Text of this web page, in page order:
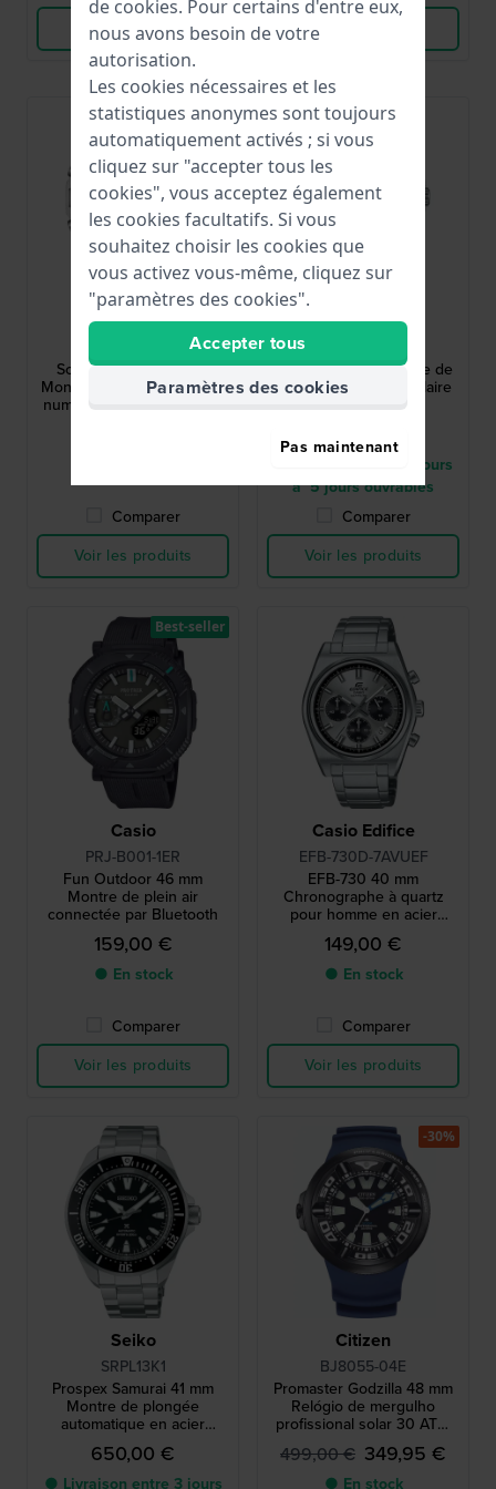
Voir les produits
Voir les produits
Casio Edifice
ECB-2300D-1AEF
Sospensione 45.8 mm
Montre solaire analogique-
numérique avec boîtier en
Comparer
Voir les produits
Seiko
Prospex 41 mm Montre de
plongée à énergie solaire
avec date
550,00 €
● Livraison entre 3 jours
à 5 jours ouvrables
Comparer
Voir les produits
Casio
PRJ-B001-1ER
Fun Outdoor 46 mm
Montre de plein air
connectée par Bluetooth
159,00 €
● En stock
Comparer
Voir les produits
Best-seller
Casio Edifice
EFB-730D-7AVUEF
EFB-730 40 mm
Chronographe à quartz
pour homme en acier
inoxydable
149,00 €
● En stock
Comparer
Voir les produits
Seiko
SRPL13K1
Prospex Samurai 41 mm
Montre de plongée
automatique en acier
inoxydable
650,00 €
● Livraison entre 3 jours
Citizen
BJ8055-04E
Promaster Godzilla 48 mm
Relógio de mergulho
profissional solar 30 ATM
com extensor de bracelete
499,00 € 349,95 €
● En stock
-30%
de cookies. Pour certains d'entre eux,
nous avons besoin de votre
autorisation.
Les cookies nécessaires et les
statistiques anonymes sont toujours
automatiquement activés ; si vous
cliquez sur "accepter tous les
cookies", vous acceptez également
les cookies facultatifs. Si vous
souhaitez choisir les cookies que
vous activez vous-même, cliquez sur
"paramètres des cookies".
Accepter tous
Paramètres des cookies
Pas maintenant